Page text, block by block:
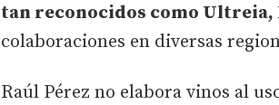
tan reconocidos como Ultreia,
colaboraciones en diversas
Raúl Pérez no elabora vinos al